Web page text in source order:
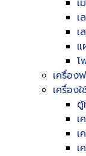
เ
เ
เ
แ
โ
เครื่อง
เครื่อง
ตู้
เ
เ
เ